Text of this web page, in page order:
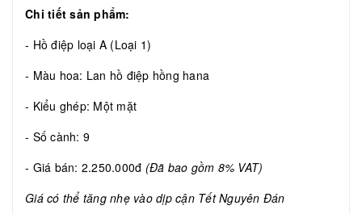
Chi tiết sản phẩm:
- Hồ điệp loại A (Loại 1)
- Màu hoa: Lan hồ điệp hồng hana
- Kiểu ghép: Một mặt
- Số cành: 9
- Giá bán: 2.250.000đ (Đã bao gồm 8% VAT)
Giá có thể tăng nhẹ vào dịp cận Tết Nguyên Đán